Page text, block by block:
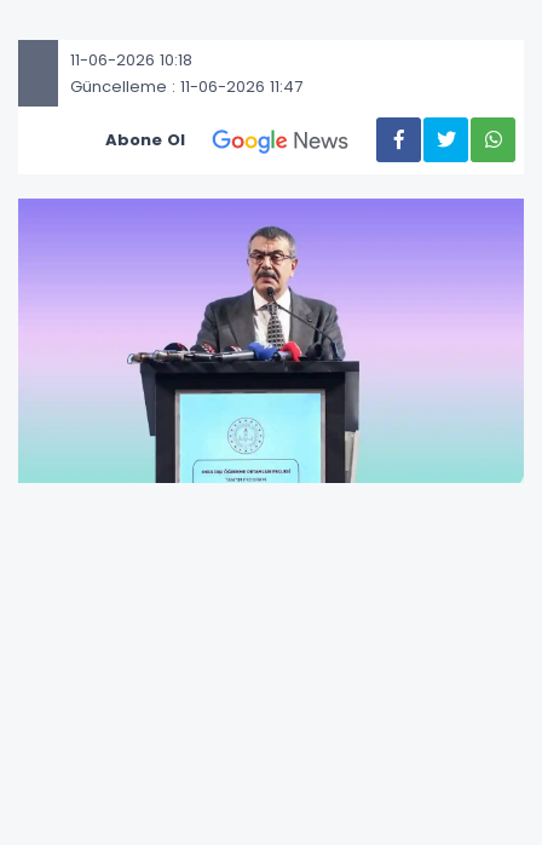
11-06-2026 10:18
Güncelleme : 11-06-2026 11:47
Abone Ol